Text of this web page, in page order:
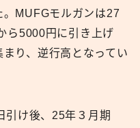
MUFGモルガンは27
ら5000円に引き上げ
り、逆行高となってい
引け後、25年３月期